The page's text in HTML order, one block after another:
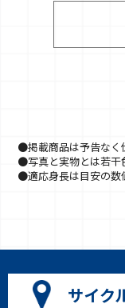
●掲載商品は予告なく
●写真と実物とは若干
●適応身長は目安の数
サイク